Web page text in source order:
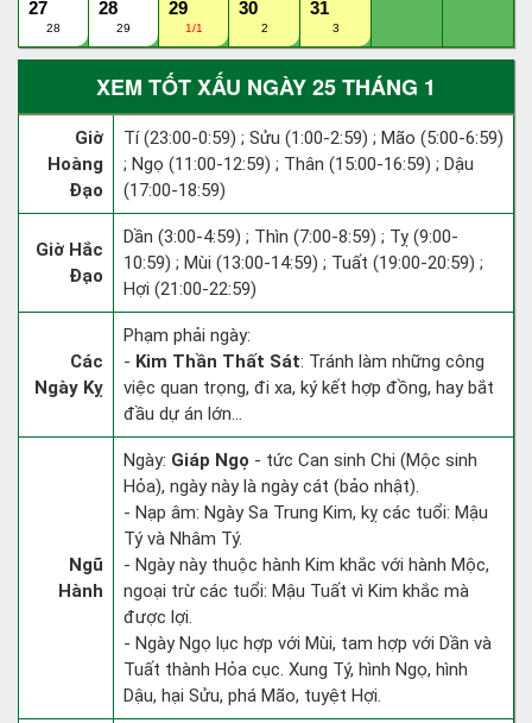
27
28
28
29
29
1/1
30
2
31
3
XEM TỐT XẤU NGÀY 25 THÁNG 1
Giờ
Hoàng
Đạo
Tí (23:00-0:59) ; Sửu (1:00-2:59) ; Mão (5:00-6:59)
; Ngọ (11:00-12:59) ; Thân (15:00-16:59) ; Dậu
(17:00-18:59)
Giờ Hắc
Đạo
Dần (3:00-4:59) ; Thìn (7:00-8:59) ; Tỵ (9:00-
10:59) ; Mùi (13:00-14:59) ; Tuất (19:00-20:59) ;
Hợi (21:00-22:59)
Các
Ngày Kỵ
Phạm phải ngày:
- Kim Thần Thất Sát: Tránh làm những công
việc quan trọng, đi xa, ký kết hợp đồng, hay bắt
đầu dự án lớn...
Ngũ
Hành
Ngày: Giáp Ngọ - tức Can sinh Chi (Mộc sinh
Hỏa), ngày này là ngày cát (bảo nhật).
- Nạp âm: Ngày Sa Trung Kim, kỵ các tuổi: Mậu
Tý và Nhâm Tý.
- Ngày này thuộc hành Kim khắc với hành Mộc,
ngoại trừ các tuổi: Mậu Tuất vì Kim khắc mà
được lợi.
- Ngày Ngọ lục hợp với Mùi, tam hợp với Dần và
Tuất thành Hỏa cục. Xung Tý, hình Ngọ, hình
Dậu, hại Sửu, phá Mão, tuyệt Hợi.